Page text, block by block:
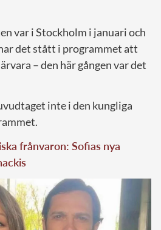
var i Stockholm i januari och
det stått i programmet att
– den här gången var det
inte i den kungliga
frånvaron: Sofias nya